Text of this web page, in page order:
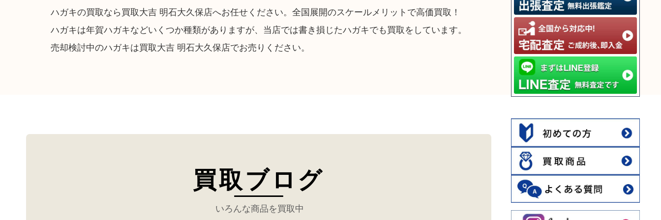
ハガキの買取なら買取大吉 明石大久保店へお任せください。全国展開のスケールメリットで高価買取！
ハガキは年賀ハガキなどいくつか種類がありますが、当店では書き損じたハガキでも買取をしています。
売却検討中のハガキは買取大吉 明石大久保店でお売りください。
買取ブログ
いろんな商品を買取中